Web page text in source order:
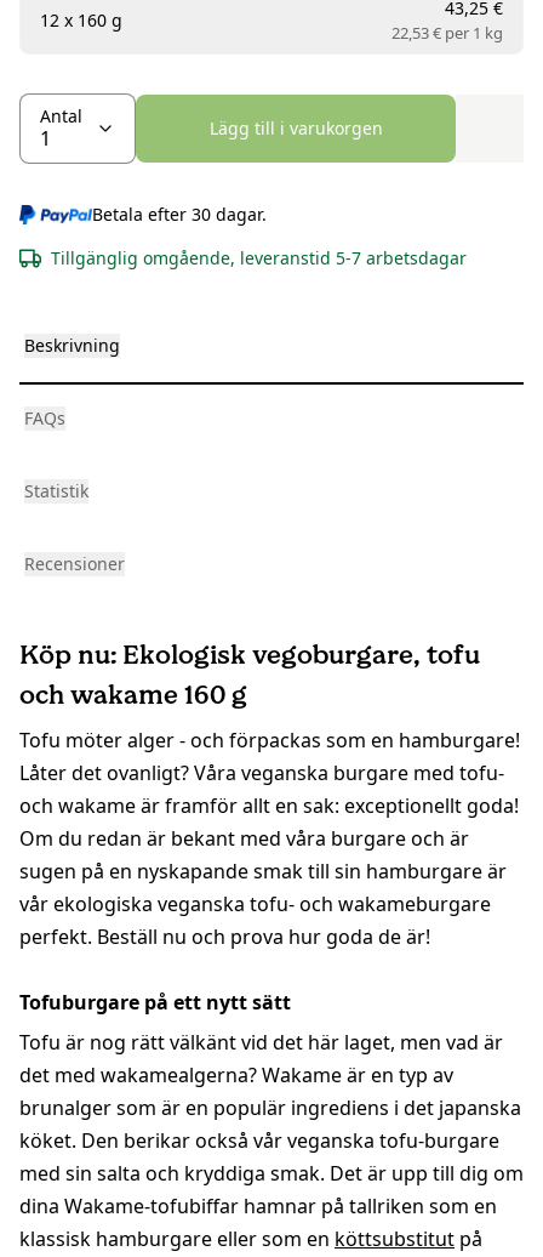
12 x 160 g
43,25 €
22,53 € per 1 kg
Antal
Lägg till i varukorgen
Betala efter 30 dagar.
Tillgänglig omgående, leveranstid 5-7 arbetsdagar
Beskrivning
FAQs
Statistik
Recensioner
Köp nu: Ekologisk vegoburgare, tofu
och wakame 160 g
Tofu möter alger - och förpackas som en hamburgare!
Låter det ovanligt? Våra veganska burgare med tofu-
och wakame är framför allt en sak: exceptionellt goda!
Om du redan är bekant med våra burgare och är
sugen på en nyskapande smak till sin hamburgare är
vår ekologiska veganska tofu- och wakameburgare
perfekt. Beställ nu och prova hur goda de är!
Tofuburgare på ett nytt sätt
Tofu är nog rätt välkänt vid det här laget, men vad är
det med wakamealgerna? Wakame är en typ av
brunalger som är en populär ingrediens i det japanska
köket. Den berikar också vår veganska tofu-burgare
med sin salta och kryddiga smak. Det är upp till dig om
dina Wakame-tofubiffar hamnar på tallriken som en
klassisk hamburgare eller som en köttsubstitut på